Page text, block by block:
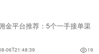
金平台推荐：5个一手接单渠
06T21:48:39 19